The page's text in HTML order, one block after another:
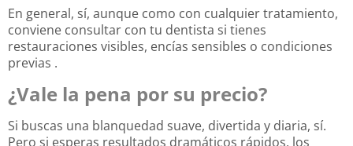
En general, sí, aunque como con cualquier tratamiento,
conviene consultar con tu dentista si tienes
restauraciones visibles, encías sensibles o condiciones
previas .
¿Vale la pena por su precio?
Si buscas una blanquedad suave, divertida y diaria, sí.
Pero si esperas resultados dramáticos rápidos, los